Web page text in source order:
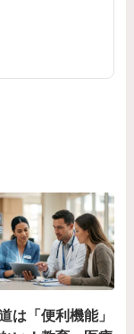
は「便利機能」